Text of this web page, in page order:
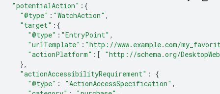
"potentialAction" :{
"@type" : "WatchAction" ,
"target" :{
"@type" : "EntryPoint" ,
"urlTemplate" : "http://www.example.com/
"actionPlatform" :[
"http://schema.org/
},
"actionAccessibilityRequirement" :
{
"@type" : "ActionAccessSpecification" ,